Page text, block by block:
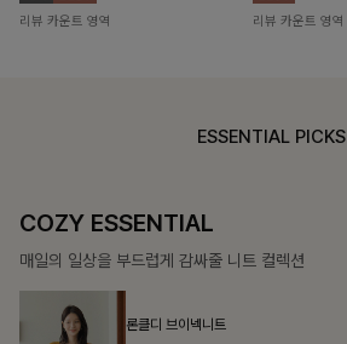
리뷰 카운트 영역 리뷰 카운트 영역
ESSENTIAL PICKS
COZY ESSENTIAL
매일의 일상을 부드럽게 감싸줄 니트 컬렉션
론클디 브이넥니트